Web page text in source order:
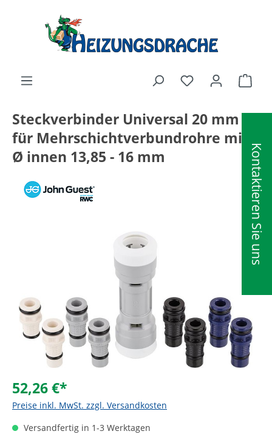
Kontaktieren Sie uns
Steckverbinder Universal 20 mm
für Mehrschichtverbundrohre mit
Ø innen 13,85 - 16 mm
52,26 €*
Preise inkl. MwSt. zzgl. Versandkosten
Versandfertig in 1-3 Werktagen